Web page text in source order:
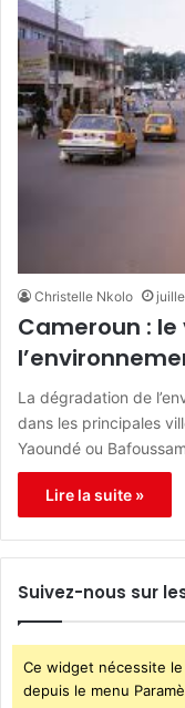
Christelle Nkolo
Cameroun :
La dégradation de
dans les principales
Yaoundé ou
Lire la suite »
Suivez-nous sur
Ce widget nécessite
depuis le menu